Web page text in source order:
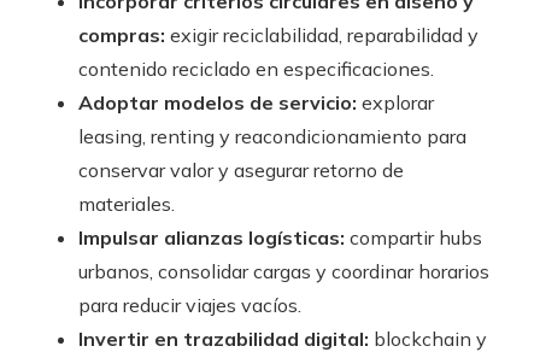
compras: exigir reciclabilidad, reparabilidad y
contenido reciclado en especificaciones.
Adoptar modelos de servicio: explorar
leasing, renting y reacondicionamiento para
conservar valor y asegurar retorno de
materiales.
Impulsar alianzas logísticas: compartir hubs
urbanos, consolidar cargas y coordinar horarios
para reducir viajes vacíos.
Invertir en trazabilidad digital: blockchain y